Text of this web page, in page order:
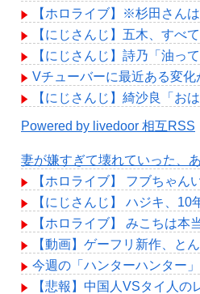
【ホロライブ】※杉田さん
【にじさんじ】五木、すべ
【にじさんじ】詩乃「油っ
Vチューバーに最近ある変化
【にじさんじ】綺沙良「お
Powered by livedoor 相互RSS
妻が嫌すぎて壊れていった、
【ホロライブ】 フブちゃ
【にじさんじ】 ハジキ、
【ホロライブ】 みこちは本
【動画】ゲーフリ新作、と
今週の「ハンターハンター
【悲報】中国人VSタイ人